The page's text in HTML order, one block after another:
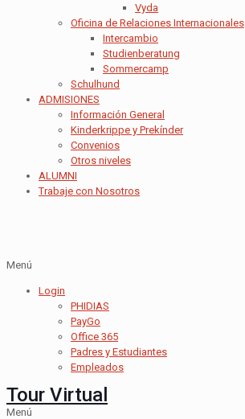
Vyda
Oficina de Relaciones Internacionales
Intercambio
Studienberatung
Sommercamp
Schulhund
ADMISIONES
Información General
Kinderkrippe y Prekínder
Convenios
Otros niveles
ALUMNI
Trabaje con Nosotros
Menú
Login
PHIDIAS
PayGo
Office 365
Padres y Estudiantes
Empleados
Tour Virtual
Menú